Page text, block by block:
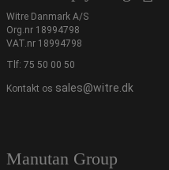
Witre Danmark A/S
Org.nr 18994798
VAT.nr 18994798
Tlf: 75 50 00 50
Kontakt os sales@witre.dk
Manutan Group